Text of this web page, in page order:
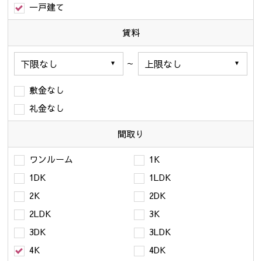
一戸建て
賃料
～
敷金なし
礼金なし
間取り
ワンルーム
1K
1DK
1LDK
2K
2DK
2LDK
3K
3DK
3LDK
4K
4DK